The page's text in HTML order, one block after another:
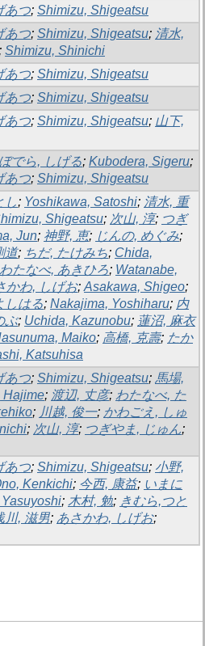
あつ; Shimizu, Shigeatsu
あつ; Shimizu, Shigeatsu; 清水,
; Shimizu, Shinichi
あつ; Shimizu, Shigeatsu
あつ; Shimizu, Shigeatsu
あつ; Shimizu, Shigeatsu; 山下,
でら, しげる; Kubodera, Sigeru;
あつ; Shimizu, Shigeatsu
し; Yoshikawa, Satoshi; 清水, 重
Shigeatsu; 次山, 淳; つぎ
Jun; 神野, 恵; じんの, めぐみ;
道; ちだ, たけみち; Chida,
わたなべ, あきひろ; Watanabe,
かわ, しげお; Asakawa, Shigeo;
しはる; Nakajima, Yoshiharu; 内
ぶ; Uchida, Kazunobu; 蓮沼, 麻衣
Maiko; 高橋, 克壽; たか
Katsuhisa
あつ; Shimizu, Shigeatsu; 馬場,
Hajime; 渡辺, 丈彦; わたなべ, た
; 川越, 俊一; かわごえ, しゅ
; 次山, 淳; つぎやま, じゅん;
あつ; Shimizu, Shigeatsu; 小野,
Kenkichi; 今西, 康益; いまに
; 木村, 勉; きむら,つと
川, 滋男; あさかわ, しげお;